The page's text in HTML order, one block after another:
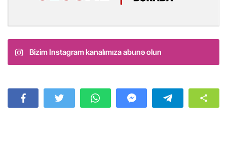
Bizim Instagram kanalımıza abunə olun